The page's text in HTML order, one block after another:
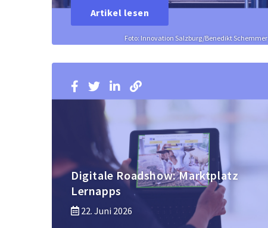
Foto: Innovation Salzburg/Benedikt Schemmer
Artikel lesen
Digitale Roadshow: Marktplatz
Lernapps
22. Juni 2026